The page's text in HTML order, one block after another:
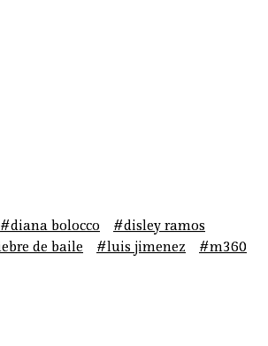
#diana bolocco
#disley ramos
de baile #luis jimenez
#m360